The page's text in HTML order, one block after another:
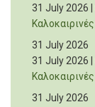
31 July 2026 |
31 July 2026
31 July 2026 |
31 July 2026